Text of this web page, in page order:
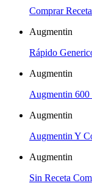
Comprar
Augmentin
Rápido
Augmentin
Augmentin 600
Augmentin
Augmentin Y
Augmentin
Sin Receta